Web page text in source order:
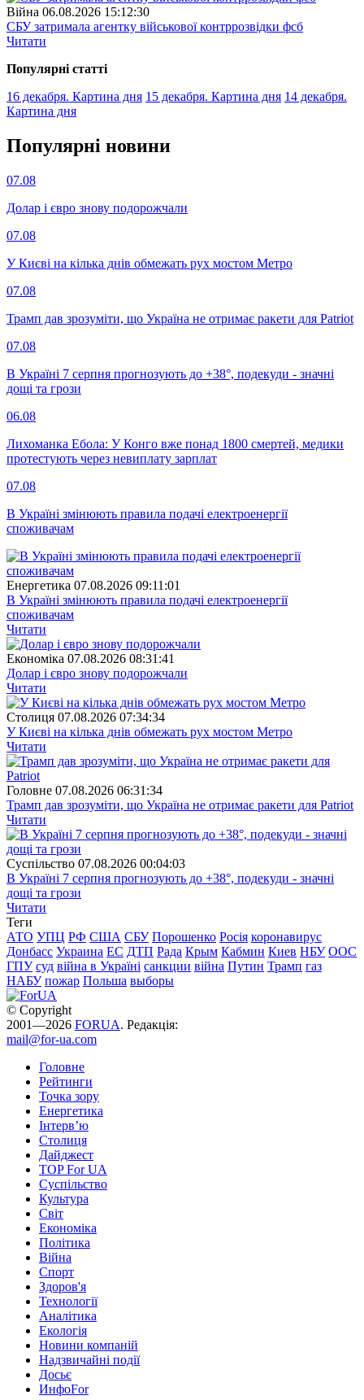
Війна 06.08.2026 15:12:30
СБУ затримала агентку військової контррозвідки фсб
Читати
Популярнi статтi
16 декабря. Картина дня 15 декабря. Картина дня 14 декабря.
Картина дня
Популярнi новини
07.08
Долар і євро знову подорожчали
07.08
У Києві на кілька днів обмежать рух мостом Метро
07.08
Трамп дав зрозуміти, що Україна не отримає ракети для Patriot
07.08
В Україні 7 серпня прогнозують до +38°, подекуди - значні
дощі та грози
06.08
Лихоманка Ебола: У Конго вже понад 1800 смертей, медики
протестують через невиплату зарплат
07.08
В Україні змінюють правила подачі електроенергії
споживачам
Енергетика 07.08.2026 09:11:01
В Україні змінюють правила подачі електроенергії
споживачам
Читати
Економіка 07.08.2026 08:31:41
Долар і євро знову подорожчали
Читати
Столиця 07.08.2026 07:34:34
У Києві на кілька днів обмежать рух мостом Метро
Читати
Головне 07.08.2026 06:31:34
Трамп дав зрозуміти, що Україна не отримає ракети для Patriot
Читати
Суспiльство 07.08.2026 00:04:03
В Україні 7 серпня прогнозують до +38°, подекуди - значні
дощі та грози
Читати
Теги
АТО УПЦ РФ США СБУ Порошенко Росія коронавирус
Донбасс Украина ЕС ДТП Рада Крым Кабмин Киев НБУ ООС
ГПУ суд війна в Україні санкции війна Путин Трамп газ
НАБУ пожар Польша выборы
© Copyright
2001—2026 FORUA. Редакція:
mail@for-ua.com
Головне
Рейтинги
Точка зору
Енергетика
Інтерв’ю
Столиця
Дайджест
TOP For UA
Суспiльство
Культура
Світ
Економіка
Політика
Війна
Спорт
Здоров'я
Технології
Аналітика
Екологія
Новини компаній
Надзвичайні події
Досьє
ИнфоFor